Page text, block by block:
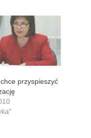
przyspieszyć